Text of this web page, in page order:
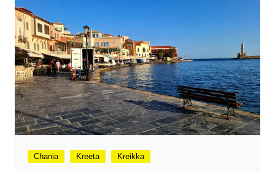
Chania Kreeta Kreikka